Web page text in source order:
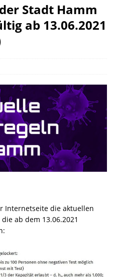
Stadt Hamm
ab 13.06.2021
Internetseite die aktuellen
ab dem 13.06.2021